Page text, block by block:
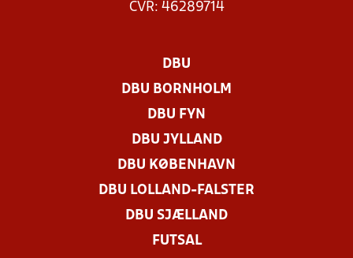
CVR: 46289714
DBU
DBU BORNHOLM
DBU FYN
DBU JYLLAND
DBU KØBENHAVN
DBU LOLLAND-FALSTER
DBU SJÆLLAND
FUTSAL